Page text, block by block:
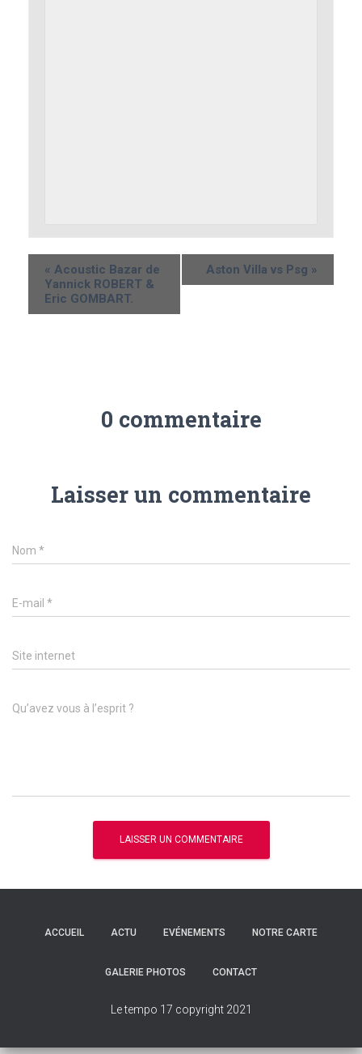
« Acoustic Bazar de
Yannick ROBERT &
Eric GOMBART.
Aston Villa vs Psg »
0 commentaire
Laisser un commentaire
Nom *
E-mail *
Site internet
Qu’avez vous à l’esprit ?
ACCUEIL ACTU EVÉNEMENTS NOTRE CARTE
GALERIE PHOTOS CONTACT
Le tempo 17 copyright 2021